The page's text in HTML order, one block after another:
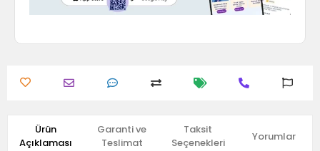
Ürün
Açıklaması
Garanti ve
Teslimat
Taksit
Seçenekleri
Yorumlar